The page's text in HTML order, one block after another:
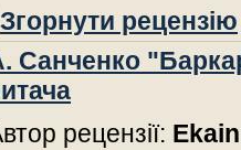
Згорнути рецензію
Санченко
рецензії: Ekain